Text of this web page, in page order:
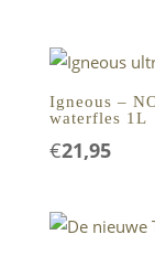
Igneous –
waterfles 1L
€21,95